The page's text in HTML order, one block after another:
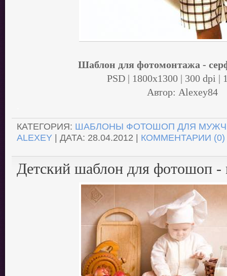
Шаблон для фотомонтажа -
PSD | 1800x1300 | 300 dpi |
Автор: Alexey84
КАТЕГОРИЯ: ШАБЛОНЫ ФОТОШОП ДЛЯ
ALEXEY | ДАТА: 28.04.2012 | КОММЕНТАРИИ (0)
Детский шаблон для фотошоп -